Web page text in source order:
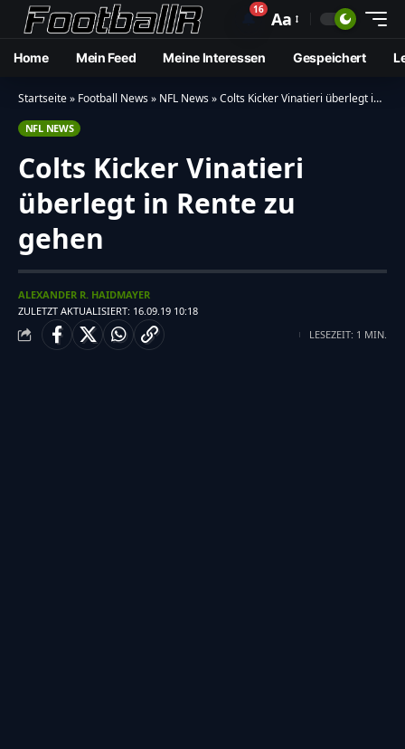
🔔16 Aa
Home Mein Feed Meine Interessen Gespeichert
Startseite» Football News» NFL News»Colts Kicker Vinatieri überlegt in Rente zu gehen
NFL NEWS
Colts Kicker Vinatieri
überlegt in Rente zu
gehen
ZULETZT AKTUALISIERT: 16.09.19 10:18
ALEXANDER R. HAIDMAYER
LESEZEIT: 1 MIN.